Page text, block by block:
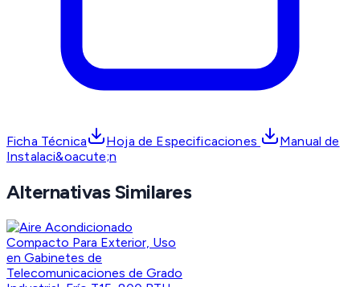
Ficha Técnica Hoja de Especificaciones
Manual de
Instalaci&oacute;n
Alternativas Similares